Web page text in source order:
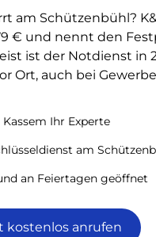
am Schützenbühl?
€ und nennt den
ist der Notdienst in
Ort, auch bei
Kassem Ihr Experte
am
an Feiertagen geöffnet
kostenlos anrufen